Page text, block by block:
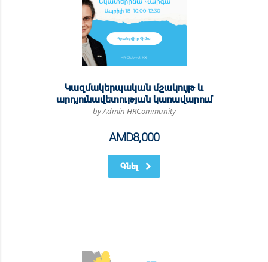
Կազմակերպական մշակույթ և
արդյունավետության կառավարում
by Admin HRCommunity
AMD8,000
Գնել